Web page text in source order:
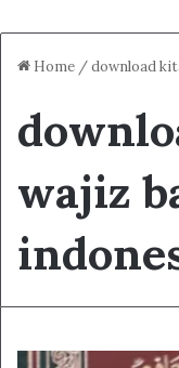
Home /download
wajiz